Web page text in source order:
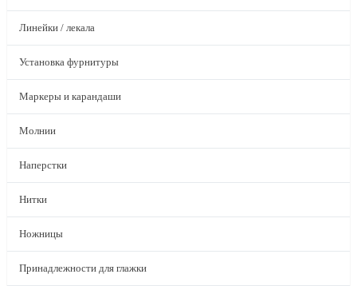
Линейки / лекала
Установка фурнитуры
Маркеры и карандаши
Молнии
Наперстки
Нитки
Ножницы
Принадлежности для глажки